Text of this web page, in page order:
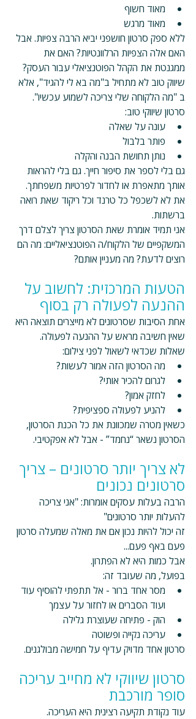
מאוד חשוף
מאוד מרגש
ללא ספק סרטון חושפני יביא הרבה צפיות. אבל
האם אלה הצפיות הרלוונטיות? האם את
ממגנטת את הקהל הפוטנציאלי עבור העסק?
שיווק טוב לא מתחיל ב"מה בא לי להגיד", אלא
ב "מה הלקוחה שלי צריכה לשמוע עכשיו".
סרטון שיווקי טוב:
עונה על שאלה
פותר בלבול
נותן תחושת הבנה והקלה
גם בלי לספר את סיפור חייך. גם בלי להראות
אותך מתאפרת או לחדור לפרטיות משפחתך.
את לא לשכפל כל טרנד וכל ריקוד שאת רואה
ברשתות.
אני תמיד אומרת שאת הסרטון צריך לצלם דרך
המשקפיים של הלקוח/ה הפוטנציאליים: מה הם
רוצים לדעת? מה מעניין אותם?
הטעות המרכזית: לחשוב על
ההנעה לפעולה רק בסוף
אחת הסיבות שסרטונים לא מייצרים תוצאה היא
שאין חשיבה מראש על ההנעה לפעולה.
שאלות שכדאי לשאול לפני צילום:
מה הסרטון הזה אמור לעשות?
לגרום להכיר אותי?
לחזק אמון?
להניע לפעולה ספציפית?
כשאין מטרה שמכוונת את כל הכנת הסרטון,
הסרטון נשאר “נחמד” - אבל לא אפקטיבי.
לא צריך יותר סרטונים – צריך
סרטונים נכונים
הרבה בעלות עסקים אומרות: "אני צריכה
להעלות יותר סרטונים"
זה יכול להיות נכון אם את מאלה שמעלה סרטון
פעם באף פעם...
אבל כמות היא לא הפתרון.
בפועל, מה שעובד זה:
מסר אחד ברור - אל תתפתי להוסיף עוד
ועוד הסברים או לחזור על עצמך
הוק - פתיחה שעוצרת גלילה
עריכה נקייה ופשוטה
סרטון אחד מדויק עדיף על חמישה מבולגנים.
סרטון שיווקי לא מחייב עריכה
סופר מורכבת
עוד נקודת תקיעה רצינית היא העריכה.